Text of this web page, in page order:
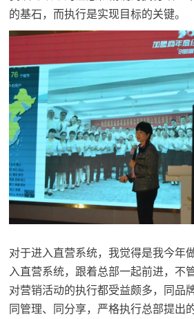
的基石，而执行是实现目标的关键。
对于进入直营系统，我觉得是我今年
入直营系统，跟着总部一起前进，不
对营销活动的执行都受益颇多，同品
同管理、同分享，严格执行总部提出